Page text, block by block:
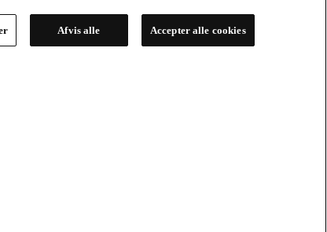
Afvis alle Accepter alle cookies